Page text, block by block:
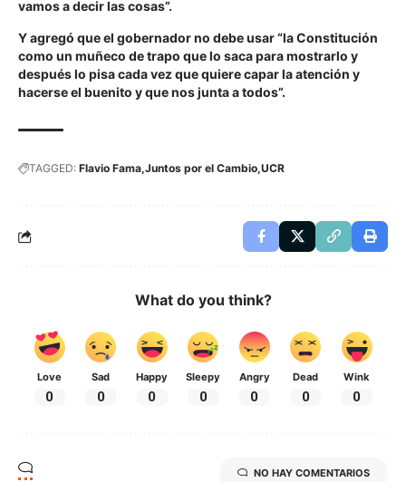
vamos a decir las cosas”.
Y agregó que el gobernador no debe usar “la Constitución
como un muñeco de trapo que lo saca para mostrarlo y
después lo pisa cada vez que quiere capar la atención y
hacerse el buenito y que nos junta a todos”.
TAGGED: Flavio Fama Juntos por el Cambio UCR
What do you think?
Love
0
Sad
0
Happy
0
Sleepy
0
Angry
0
Dead
0
Wink
0
NO HAY COMENTARIOS